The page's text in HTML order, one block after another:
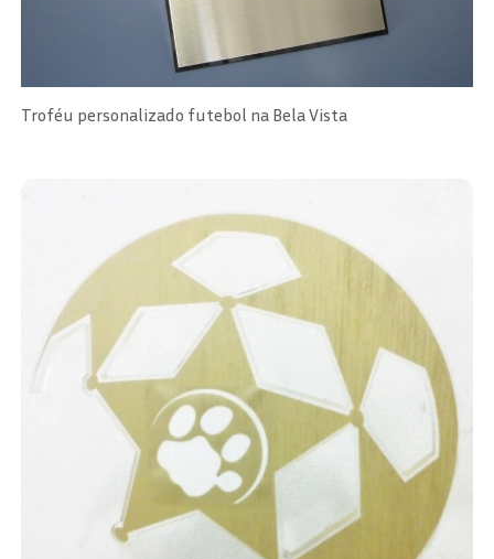
Troféu personalizado futebol na Bela Vista